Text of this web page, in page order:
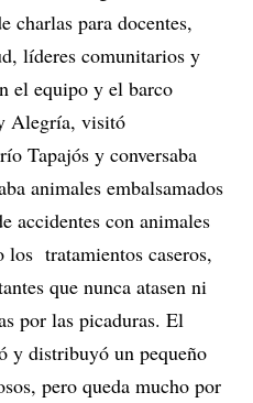
charlas para docentes,
líderes comunitarios y
el equipo y el barco
Alegría, visitó
Tapajós y conversaba
animales embalsamados
accidentes con animales
los tratamientos caseros,
que nunca atasen ni
por las picaduras. El
y distribuyó un pequeño
pero queda mucho por